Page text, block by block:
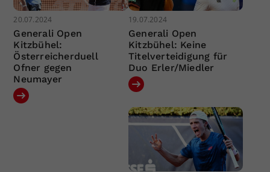
20.07.2024
Generali Open
Kitzbühel:
Österreicherduell
Ofner gegen
Neumayer
19.07.2024
Generali Open
Kitzbühel: Keine
Titelverteidigung für
Duo Erler/Miedler